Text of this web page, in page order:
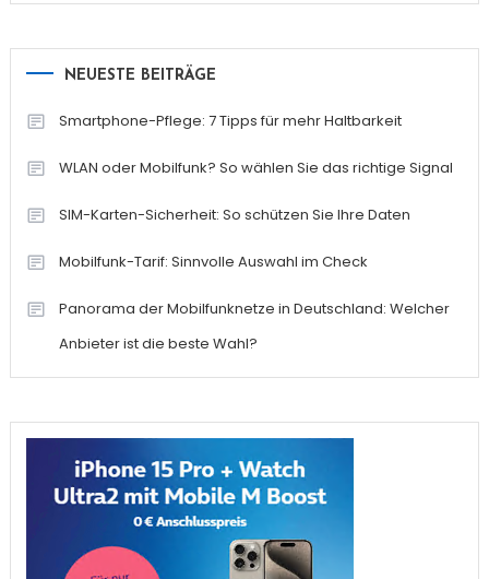
NEUESTE BEITRÄGE
Smartphone-Pflege: 7 Tipps für mehr Haltbarkeit
WLAN oder Mobilfunk? So wählen Sie das richtige Signal
SIM-Karten-Sicherheit: So schützen Sie Ihre Daten
Mobilfunk-Tarif: Sinnvolle Auswahl im Check
Panorama der Mobilfunknetze in Deutschland: Welcher
Anbieter ist die beste Wahl?